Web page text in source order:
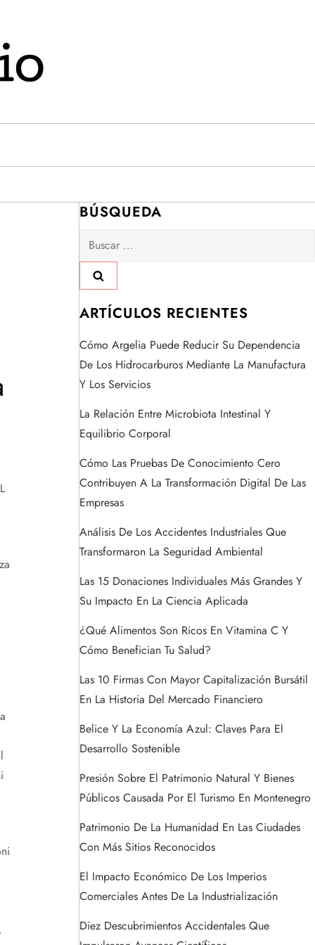
BÚSQUEDA
Buscar:
ARTÍCULOS RECIENTES
Cómo Argelia Puede Reducir Su Dependencia
De Los Hidrocarburos Mediante La Manufactura
Y Los Servicios
La Relación Entre Microbiota Intestinal Y
Equilibrio Corporal
Cómo Las Pruebas De Conocimiento Cero
Contribuyen A La Transformación Digital De Las
Empresas
Análisis De Los Accidentes Industriales Que
Transformaron La Seguridad Ambiental
Las 15 Donaciones Individuales Más Grandes Y
Su Impacto En La Ciencia Aplicada
¿Qué Alimentos Son Ricos En Vitamina C Y
Cómo Benefician Tu Salud?
Las 10 Firmas Con Mayor Capitalización Bursátil
En La Historia Del Mercado Financiero
Belice Y La Economía Azul: Claves Para El
Desarrollo Sostenible
Presión Sobre El Patrimonio Natural Y Bienes
Públicos Causada Por El Turismo En Montenegro
Patrimonio De La Humanidad En Las Ciudades
Con Más Sitios Reconocidos
El Impacto Económico De Los Imperios
Comerciales Antes De La Industrialización
Diez Descubrimientos Accidentales Que